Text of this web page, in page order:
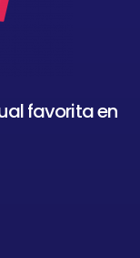
favorita en